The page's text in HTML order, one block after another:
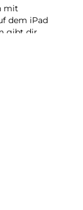
mit
dem iPad
gibt dir